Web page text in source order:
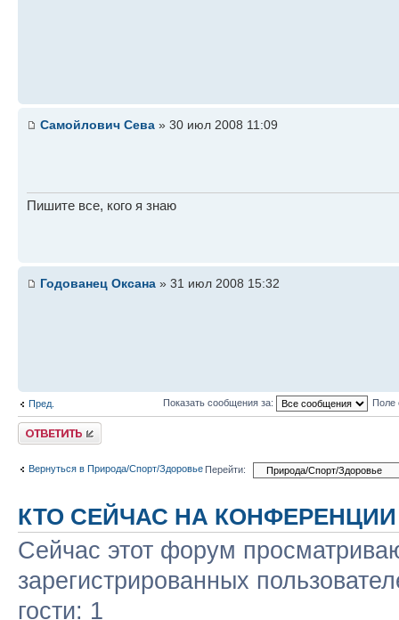
Самойлович Сева » 30 июл 2008 11:09
Пишите все, кого я знаю
Годованец Оксана » 31 июл 2008 15:32
Пред. Показать сообщения за: Поле
Ответить
Вернуться в Природа/Спорт/Здоровье Перейти:
КТО СЕЙЧАС НА КОНФЕРЕНЦИИ
Сейчас этот форум
зарегистрированных
гости: 1